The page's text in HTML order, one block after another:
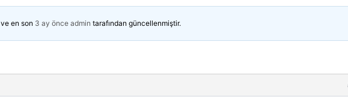
en son 3 ay önce admin tarafından güncellenmiştir.